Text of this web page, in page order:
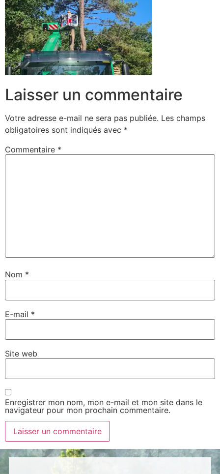
Laisser un commentaire
Votre adresse e-mail ne sera pas publiée. Les champs
obligatoires sont indiqués avec *
Commentaire *
Nom *
E-mail *
Site web
Enregistrer mon nom, mon e-mail et mon site dans le
navigateur pour mon prochain commentaire.